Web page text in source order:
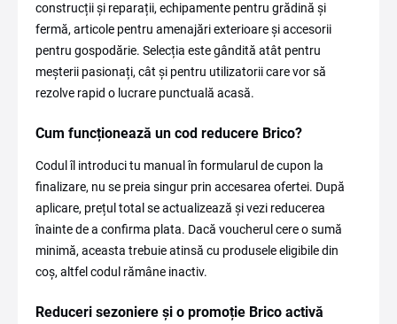
construcții și reparații, echipamente pentru grădină și
fermă, articole pentru amenajări exterioare și accesorii
pentru gospodărie. Selecția este gândită atât pentru
meșterii pasionați, cât și pentru utilizatorii care vor să
rezolve rapid o lucrare punctuală acasă.
Cum funcționează un cod reducere Brico?
Codul îl introduci tu manual în formularul de cupon la
finalizare, nu se preia singur prin accesarea ofertei. După
aplicare, prețul total se actualizează și vezi reducerea
înainte de a confirma plata. Dacă voucherul cere o sumă
minimă, aceasta trebuie atinsă cu produsele eligibile din
coș, altfel codul rămâne inactiv.
Reduceri sezoniere și o promoție Brico activă